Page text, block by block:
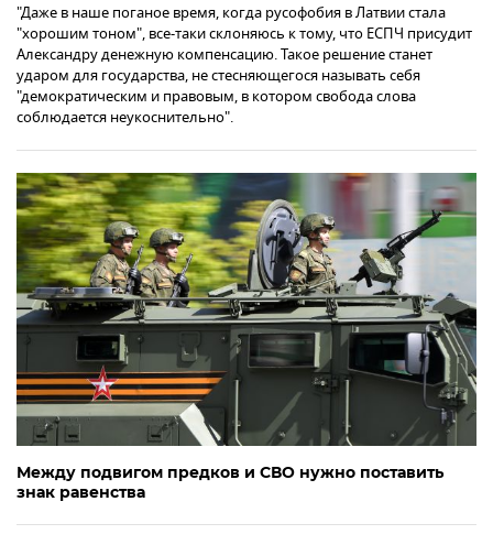
"Даже в наше поганое время, когда русофобия в Латвии стала
"хорошим тоном", все-таки склоняюсь к тому, что ЕСПЧ присудит
Александру денежную компенсацию. Такое решение станет
ударом для государства, не стесняющегося называть себя
"демократическим и правовым, в котором свобода слова
соблюдается неукоснительно".
Между подвигом предков и СВО нужно поставить
знак равенства